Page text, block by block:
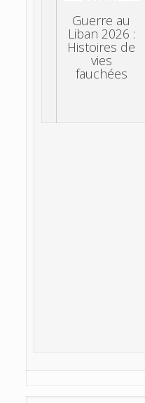
Guerre au
Liban 2026 :
Histoires de
vies
fauchées